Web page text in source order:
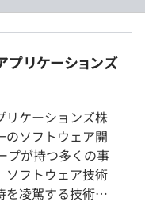
、当社規定により決
採用しています：年
のではありません）
プリケーションズ
リケーションズ株
のソフトウェア開
プが持つ多くの事
ソフトウェア技術
を凌駕する技術